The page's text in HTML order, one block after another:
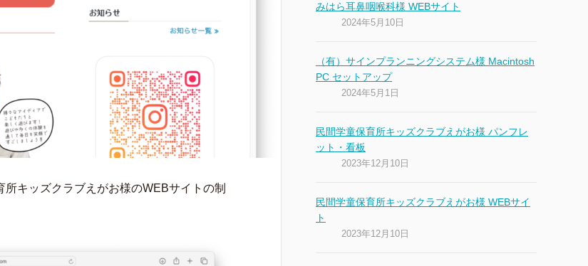
キッズクラブえがお様のWEBサイトの制
みはら耳鼻咽喉科様 WEBサイト
2024年5月10日
（有）サインプランニングシステム様 Macintosh
PC セットアップ
2024年5月1日
民間学童保育所キッズクラブえがお様 パンフレ
ット・看板
2023年12月10日
民間学童保育所キッズクラブえがお様 WEBサイ
ト
2023年12月10日